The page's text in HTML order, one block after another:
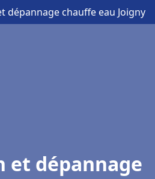
dépannage chauffe eau Joigny
dépannage